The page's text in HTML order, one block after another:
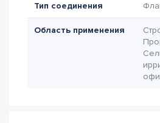
Тип соединения
Область применения